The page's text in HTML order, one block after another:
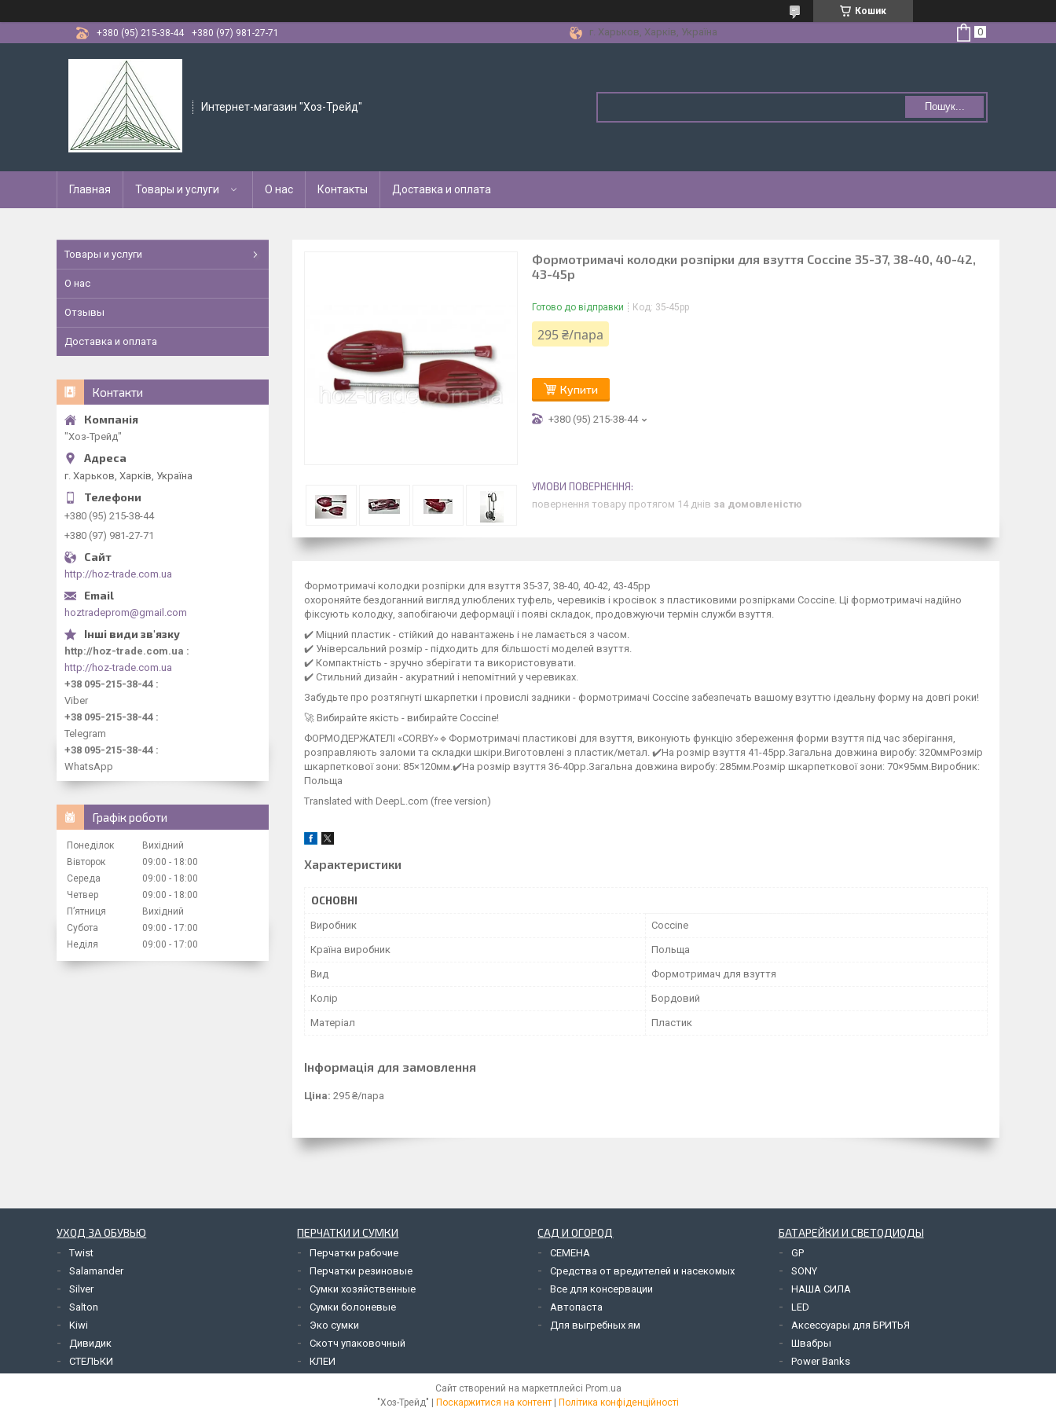
Кошик
+380 (95) 215-38-44
+380 (97) 981-27-71 г. Харьков, Харків, Україна
Интернет-магазин "Хоз-Трейд" Пошук...
Главная Товары и услуги О нас Контакты Доставка и оплата
Формотримачі колодки розпірки для взуття Coccine 35-37, 38-40, 40-42,
43-45р
Готово до відправки Код: 35-45рр
295 ₴/пара
Купити
+380 (95) 215-38-44
повернення товару протягом 14 днів за домовленістю
Формотримачі колодки розпірки для взуття 35-37, 38-40, 40-42, 43-45рр
охороняйте бездоганний вигляд улюблених туфель, черевиків і кросівок з пластиковими розпірками Coccine. Ці формотримачі надійно
фіксують колодку, запобігаючи деформації і появі складок, продовжуючи термін служби взуття.
✔️ Міцний пластик - стійкий до навантажень і не ламається з часом.
✔️ Універсальний розмір - підходить для більшості моделей взуття.
✔️ Компактність - зручно зберігати та використовувати.
✔️ Стильний дизайн - акуратний і непомітний у черевиках.
Забудьте про розтягнуті шкарпетки і провислі задники - формотримачі Coccine забезпечать вашому взуттю ідеальну форму на довгі роки!
🚀 Вибирайте якість - вибирайте Coccine!
ФОРМОДЕРЖАТЕЛІ «CORBY»🔹Формотримачі пластикові для взуття, виконують функцію збереження форми взуття під час зберігання,
розправляють заломи та складки шкіри.Виготовлені з пластик/метал. ✔️На розмір взуття 41-45рр.Загальна довжина виробу: 320ммРозмір
шкарпеткової зони: 85×120мм.✔️На розмір взуття 36-40рр.Загальна довжина виробу: 285мм.Розмір шкарпеткової зони: 70×95мм.Виробник:
Польща
Translated with DeepL.com (free version)
Характеристики
ОСНОВНІ
Виробник Coccine
Країна виробник Польща
Вид Формотримач для взуття
Колір Бордовий
Матеріал Пластик
Інформація для замовлення
Ціна: 295 ₴/пара
Товары и услуги
О нас
Отзывы
Доставка и оплата
Контакти
"Хоз-Трейд"
г. Харьков, Харків, Україна
+380 (95) 215-38-44
+380 (97) 981-27-71
http://hoz-trade.com.ua
hoztradeprom@gmail.com
http://hoz-trade.com.ua
http://hoz-trade.com.ua
+38 095-215-38-44
Viber
+38 095-215-38-44
Telegram
+38 095-215-38-44
WhatsApp
Графік роботи
Понеділок
Вихідний
Вівторок
09:00
18:00
Середа
09:00
18:00
Четвер
09:00
18:00
Пʼятниця
Вихідний
Субота
09:00
17:00
Неділя
09:00 17:00
УХОД ЗА ОБУВЬЮ
Twist
Salamander
Silver
Salton
Kiwi
Дивидик
СТЕЛЬКИ
ПЕРЧАТКИ И СУМКИ
Перчатки рабочие
Перчатки резиновые
Сумки хозяйственные
Сумки болоневые
Эко сумки
Скотч упаковочный
КЛЕИ
САД И ОГОРОД
СЕМЕНА
Средства от вредителей и насекомых
Все для консервации
Автопаста
Для выгребных ям
БАТАРЕЙКИ И СВЕТОДИОДЫ
GP
SONY
НАША СИЛА
LED
Аксессуары для БРИТЬЯ
Швабры
Power Banks
Сайт створений на маркетплейсі Prom.ua
Поскаржитися на контент Політика конфіденційності